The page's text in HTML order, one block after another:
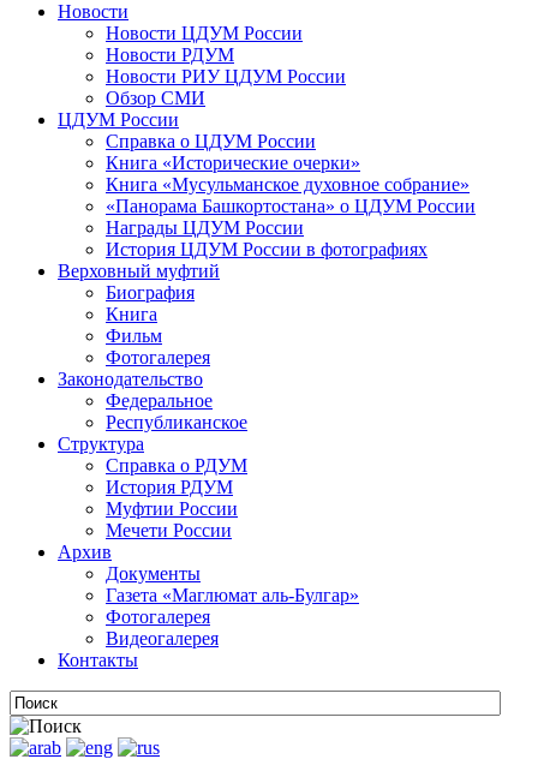
Новости
Новости ЦДУМ России
Новости РДУМ
Новости РИУ ЦДУМ России
Обзор СМИ
ЦДУМ России
Справка о ЦДУМ России
Книга «Исторические очерки»
Книга «Мусульманское духовное собрание»
«Панорама Башкортостана» о ЦДУМ России
Награды ЦДУМ России
История ЦДУМ России в фотографиях
Верховный муфтий
Биография
Книга
Фильм
Фотогалерея
Законодательство
Федеральное
Республиканское
Структура
Справка о РДУМ
История РДУМ
Муфтии России
Мечети России
Архив
Документы
Газета «Маглюмат аль-Булгар»
Фотогалерея
Видеогалерея
Контакты